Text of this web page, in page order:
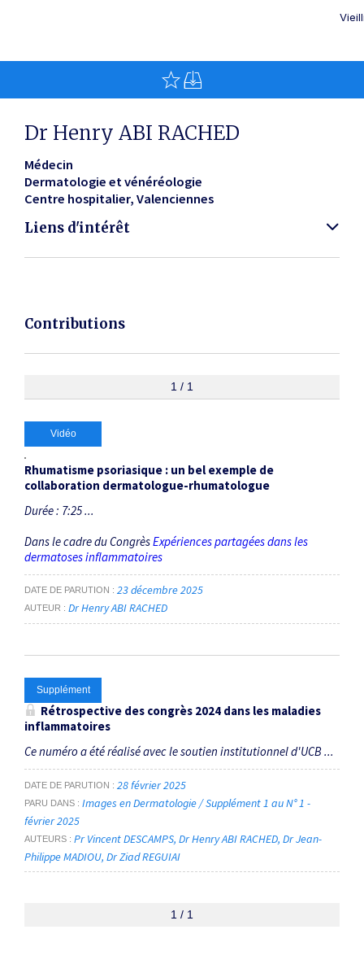
Dr Henry ABI RACHED
Médecin
Dermatologie et vénéréologie
Centre hospitalier Valenciennes
Liens d'intérêt
Contributions
1 / 1
Vidéo
Rhumatisme psoriasique : un bel exemple de
collaboration dermatologue-rhumatologue
Durée : 7:25 ...
Dans le cadre du CongrèsExpériences partagées dans les
dermatoses inflammatoires
DATE DE PARUTION 23 décembre 2025
AUTEUR Dr Henry ABI RACHED
Supplément
Rétrospective des congrès 2024 dans les maladies
inflammatoires
Ce numéro a été réalisé avec le soutien institutionnel d'UCB ...
DATE DE PARUTION 28 février 2025
PARU DANS
Images en Dermatologie / Supplément 1 au N° 1 -
février 2025
AUTEURS Pr Vincent DESCAMPS Dr Henry ABI RACHED Dr Jean-
Philippe MADIOU Dr Ziad REGUIAI
1 / 1